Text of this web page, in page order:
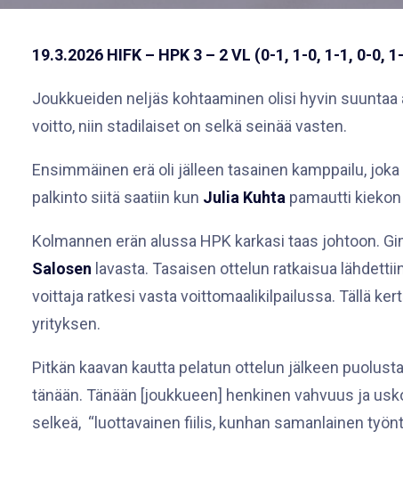
19.3.2026 HIFK – HPK 3 – 2 VL (0-1, 1-0, 1-1, 0-0,
Joukkueiden neljäs kohtaaminen olisi hyvin
voitto, niin stadilaiset on selkä seinää vasten.
Ensimmäinen erä oli jälleen tasainen kamppailu,
palkinto siitä saatiin kun Julia Kuhta pamautti
Kolmannen erän alussa HPK karkasi taas johtoon.
Salosen lavasta. Tasaisen ottelun ratkaisua
voittaja ratkesi vasta voittomaalikilpailussa. Tällä
yrityksen.
Pitkän kaavan kautta pelatun ottelun jälkeen
tänään. Tänään [joukkueen] henkinen vahvuus ja
selkeä, “luottavainen fiilis, kunhan samanlainen